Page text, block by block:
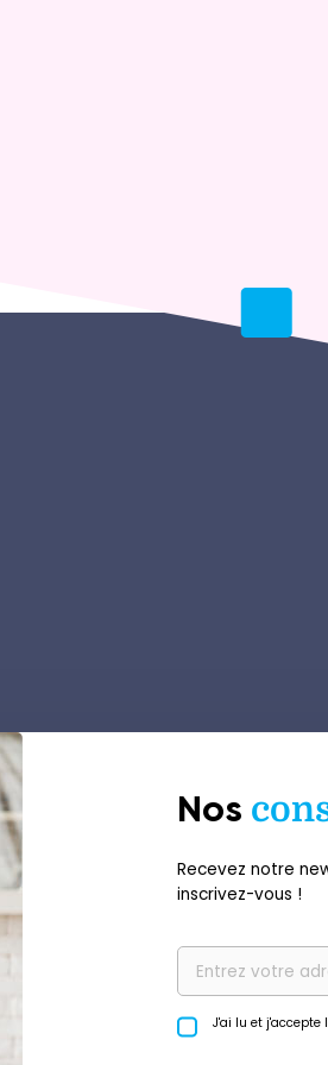
Nos
Recevez notre
inscrivez-vous !
J'ai lu et j'accepte